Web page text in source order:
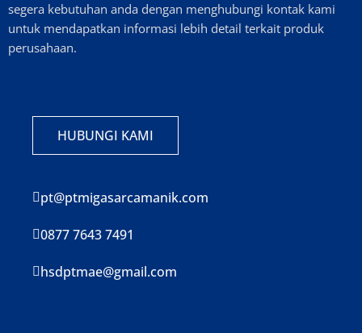
segera kebutuhan anda dengan menghubungi kontak kami
untuk mendapatkan informasi lebih detail terkait produk
perusahaan.
HUBUNGI KAMI
pt@ptmigasarcamanik.com
0877 7643 7491
hsdptmae@gmail.com